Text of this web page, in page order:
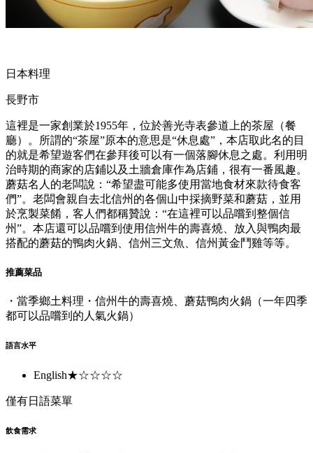
日本料理
長野市
這裡是一家創業於1955年，位於善光寺表參道上的茶屋（餐
廳）。所謂的“茶屋”原本的意思是“休息處”，本店取此名的目
的就是希望遊客們在參拜後可以有一個落腳休息之處。利用明
治時期的商家的店鋪以及土牆倉庫作為店鋪，很有一番風趣。
蘑菇名人的老闆說：“希望盡可能多使用當地食材來款待食客
們”。老闆會親自去北信州的各個山中採摘野菜和蘑菇，並用
於烹製菜餚，客人們都稱贊說：“在這裡可以品嚐到整個信
州”。本店還可以品嚐到使用信州牛的壽喜燒、放入與鴨肉最
搭配的蘑菇的鴨肉火鍋、信州三文魚、信州黃金鬥雞等等。
推薦菜品
・當季鄉土料理・信州牛的壽喜燒、蘑菇鴨肉火鍋（一年四季
都可以品嚐到的人氣火鍋）
語言水平
English★☆☆☆☆
僅有日語菜單
飲食需求